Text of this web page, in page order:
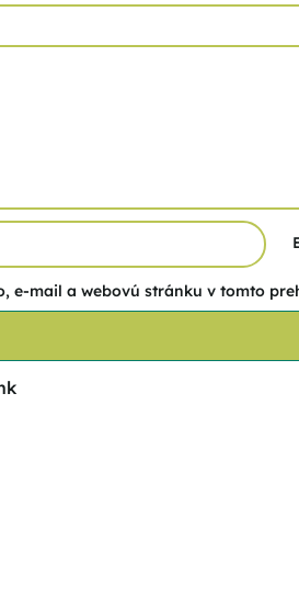
e-mail a webovú stránku v tomto